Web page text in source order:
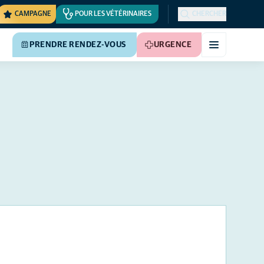
CAMPAGNE POUR LES VÉTÉRINAIRES CHERCHER
PRENDRE RENDEZ-VOUS URGENCE